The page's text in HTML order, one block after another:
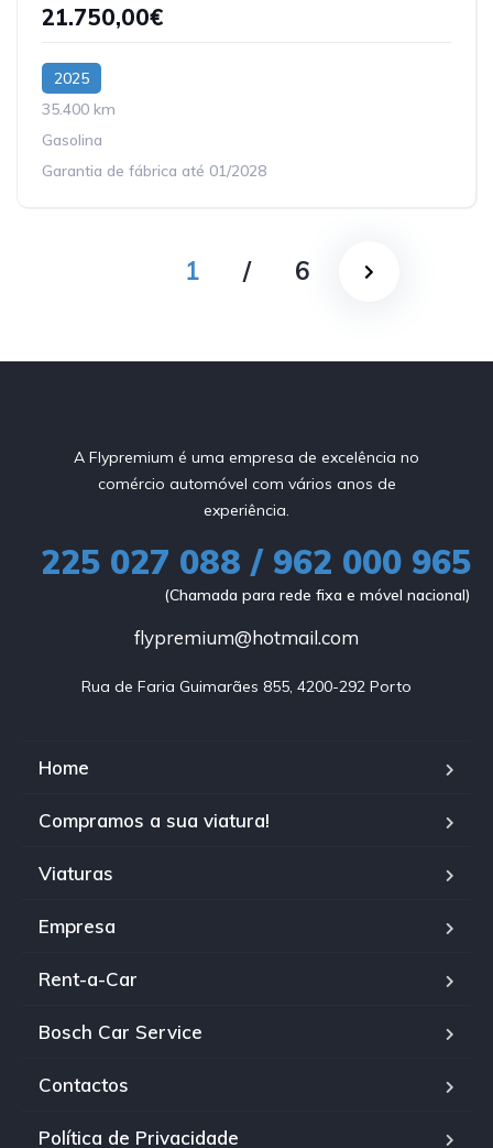
21.750,00€
2025
35.400 km
Gasolina
Garantia de fábrica até 01/2028
1 / 6
A Flypremium é uma empresa de excelência no
comércio automóvel com vários anos de
experiência.
225 027 088 / 962 000 965
(Chamada para rede fixa e móvel nacional)
flypremium@hotmail.com
Rua de Faria Guimarães 855, 4200-292 Porto
Home
Compramos a sua viatura!
Viaturas
Empresa
Rent-a-Car
Bosch Car Service
Contactos
Política de Privacidade